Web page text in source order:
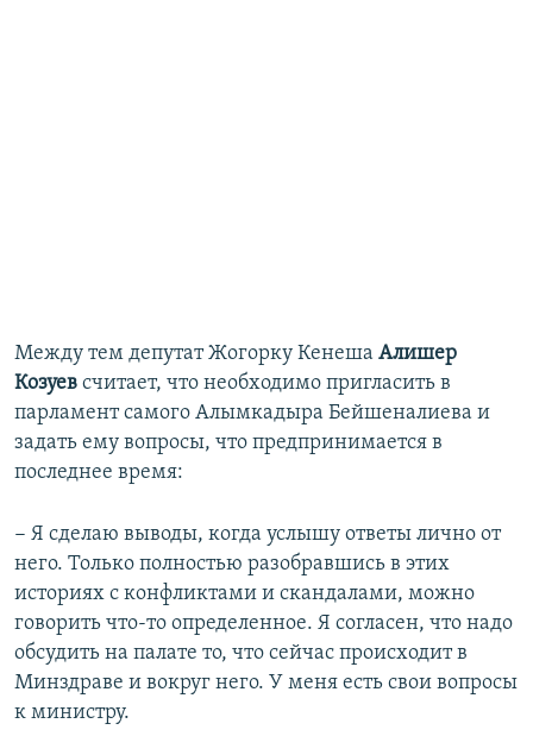
Между тем депутат Жогорку Кенеша Алишер
Козуев считает, что необходимо пригласить в
парламент самого Алымкадыра Бейшеналиева и
задать ему вопросы, что предпринимается в
последнее время:
− Я сделаю выводы, когда услышу ответы лично от
него. Только полностью разобравшись в этих
историях с конфликтами и скандалами, можно
говорить что-то определенное. Я согласен, что надо
обсудить на палате то, что сейчас происходит в
Минздраве и вокруг него. У меня есть свои вопросы
к министру.